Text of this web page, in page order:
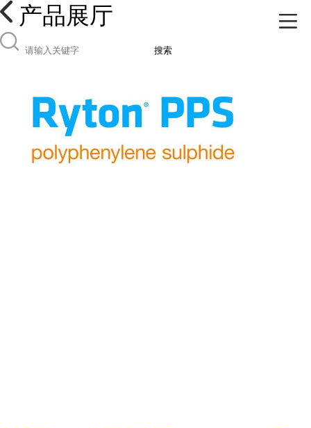
产品展厅
搜索